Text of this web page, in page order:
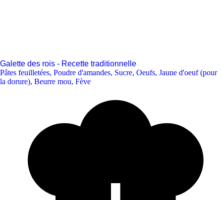
Galette des rois - Recette traditionnelle
Pâtes feuilletées, Poudre d'amandes, Sucre, Oeufs, Jaune d'oeuf (pour
la dorure), Beurre mou, Fève